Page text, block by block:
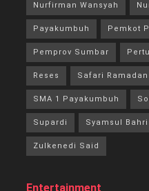
Nurfirman Wansyah
Payakumbuh Pemkot
Pemprov Sumbar
Reses Safari Ramadan
SMA 1 Payakumbuh
Supardi Syamsul Bahri
Zulkenedi Said
Entertainment